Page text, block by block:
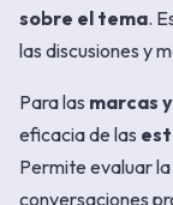
sobre el tema.
las discusiones y
Para las marcas
eficacia de las
Permite evaluar
conversaciones